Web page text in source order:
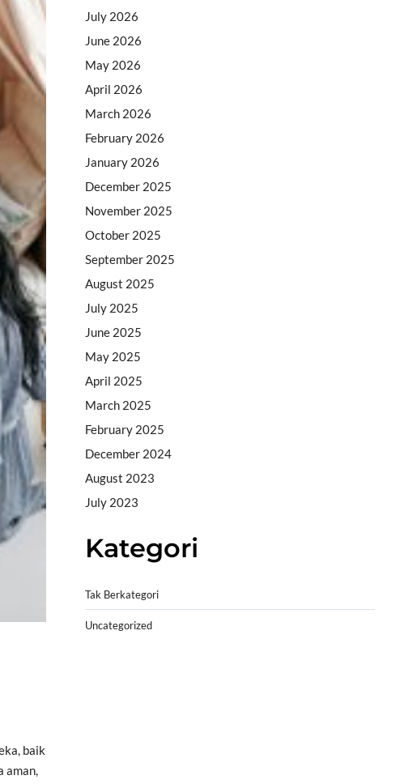
baik
aman,
July 2026
June 2026
May 2026
April 2026
March 2026
February 2026
January 2026
December 2025
November 2025
October 2025
September 2025
August 2025
July 2025
June 2025
May 2025
April 2025
March 2025
February 2025
December 2024
August 2023
July 2023
Kategori
Tak Berkategori
Uncategorized